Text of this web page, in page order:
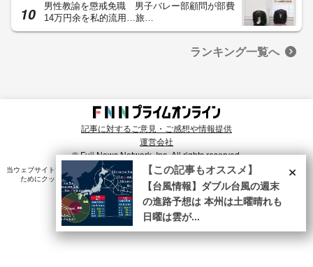
男性教諭を懲戒免職 男子バレー部顧問が部費
14万円余を私的流用…旅…
ランキング一覧へ
記事に対するご意見・ご感想や情報提供
運営会社
© Fuji News Network, Inc. All rights reserved.
当ウェブサイトでは、ユーザのニーズ・興味・関⼼に合致したコンテンツや広告配信を提供する
ためにクッキーを使⽤しています。詳細は、
プライバシーポリシー をご確認ください。×
【この記事もオススメ】
【台風情報】ダブル台風の週末
の進路予想は 本州は土曜晴れも
日曜は雲が...